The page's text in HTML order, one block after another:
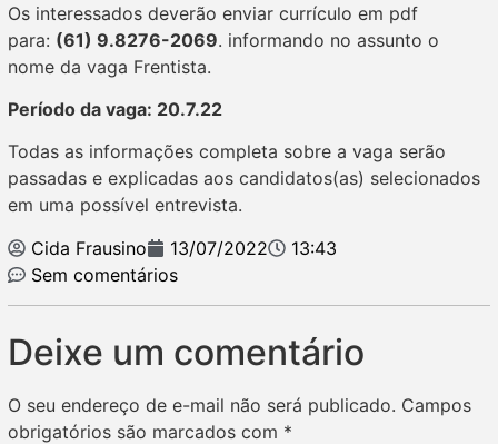
Os interessados deverão enviar currículo em pdf
para: (61) 9.8276-2069. informando no assunto o
nome da vaga Frentista.
Período da vaga: 20.7.22
Todas as informações completa sobre a vaga serão
passadas e explicadas aos candidatos(as) selecionados
em uma possível entrevista.
Cida Frausino
13/07/2022
13:43
Sem comentários
Deixe um comentário
O seu endereço de e-mail não será publicado. Campos
obrigatórios são marcados com *